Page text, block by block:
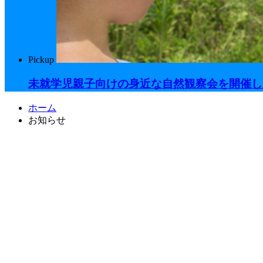
Pickup
未就学児親子向けの身近な自然観察会を開催
ホーム
お知らせ